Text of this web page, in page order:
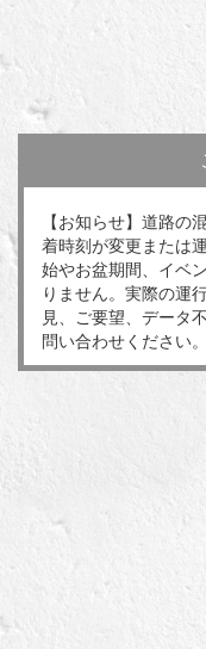
【お知らせ】道路の
着時刻が変更または
始やお盆期間、イベ
りません。実際の運
見、ご要望、データ
問い合わせください。